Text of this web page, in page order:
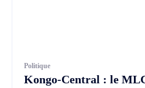
Politique
Kongo-Central : le